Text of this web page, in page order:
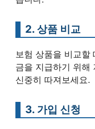
2. 상품 비교
보험 상품을 비교할
금을 지급하기 위해
신중히 따져보세요.
3. 가입 신청